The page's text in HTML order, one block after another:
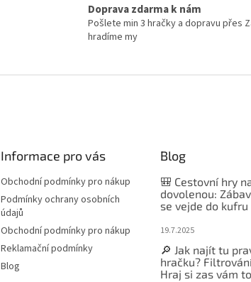
Doprava zdarma k nám
Pošlete min 3 hračky a dopravu přes
hradíme my
Informace pro vás
Obchodní podmínky pro nákup
Podmínky ochrany osobních
údajů
Obchodní podmínky pro nákup
Reklamační podmínky
Blog
Blog
🎒 Cestovní hry
dovolenou:
se vejde do kufru
19.7.2025
🔎 Jak najít tu
hračku?
Hraj si zas vám